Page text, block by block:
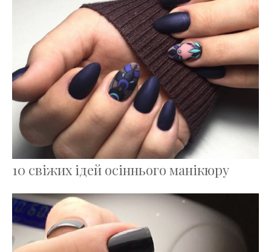
10 свіжих ідей осіннього манікюру